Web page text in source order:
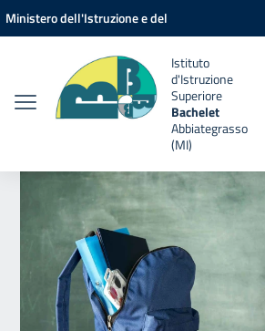
Vai ai contenuti
Vai al menu di navigazione
Vai al footer
Ministero dell'Istruzione e del
Istituto
d'Istruzione
Superiore
Bachelet
Abbiategrasso
(MI)